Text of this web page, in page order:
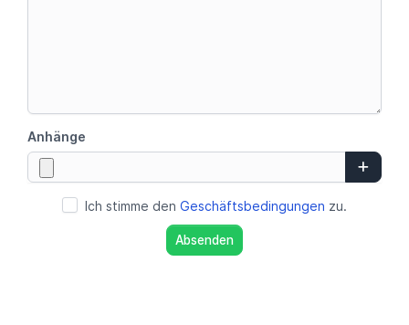
Anhänge
Ich stimme den Geschäftsbedingungen zu.
Absenden